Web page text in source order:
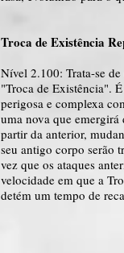
Troca de Existência
Nível 2.100: Trata-se
"Troca de Existência".
perigosa e complexa
uma nova que emergirá
partir da anterior,
seu antigo corpo serão
vez que os ataques
velocidade em que a
detém um tempo de